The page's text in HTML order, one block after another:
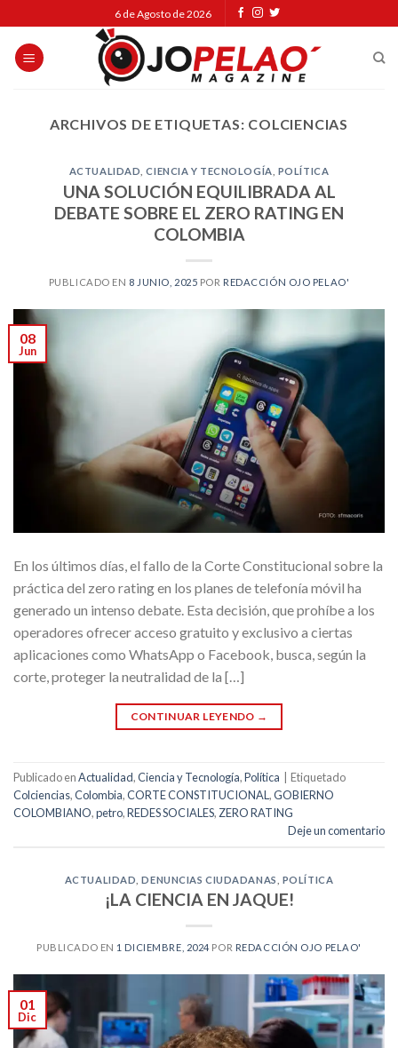
to
content
6 de Agosto de 2026
ARCHIVOS DE ETIQUETAS: COLCIENCIAS
ACTUALIDAD ,CIENCIA Y TECNOLOGÍA POLÍTICA
UNA SOLUCIÓN EQUILIBRADA AL
DEBATE SOBRE EL ZERO RATING EN
COLOMBIA
PUBLICADO EN 8 JUNIO, 2025 POR REDACCIÓN OJO PELAO'
08
Jun
En los últimos días, el fallo de la Corte Constitucional sobre la
práctica del zero rating en los planes de telefonía móvil ha
generado un intenso debate. Esta decisión, que prohíbe a los
operadores ofrecer acceso gratuito y exclusivo a ciertas
aplicaciones como WhatsApp o Facebook, busca, según la
corte, proteger la neutralidad de la […]
CONTINUAR LEYENDO →
Publicado enActualidad,Ciencia y Tecnología,Política
Etiquetado
Colciencias,Colombia,CORTE CONSTITUCIONAL ,GOBIERNO
COLOMBIANO,petro,REDES SOCIALES, ZERO RATING
Deje un comentario
ACTUALIDAD ,DENUNCIAS CIUDADANAS POLÍTICA
¡LA CIENCIA EN JAQUE!
PUBLICADO EN 1 DICIEMBRE, 2024 POR REDACCIÓN OJO PELAO'
01
Dic